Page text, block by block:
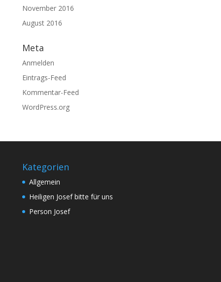
November 2016
August 2016
Meta
Anmelden
Eintrags-Feed
Kommentar-Feed
WordPress.org
Kategorien
Allgemein
Heiligen Josef bitte für uns
Person Josef